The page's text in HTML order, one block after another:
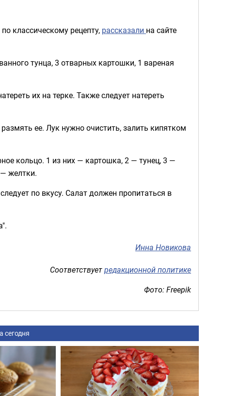
классическому рецепту, рассказали на сайте
тунца, 3 отварных картошки, 1 вареная
их на терке. Также следует натереть
ее. Лук нужно очистить, залить кипятком
кольцо. 1 из них — картошка, 2 — тунец, 3 —
желтки.
по вкусу. Салат должен пропитаться в
Инна Новикова
Соответствуетредакционной политике
Фото: Freepik
сегодня